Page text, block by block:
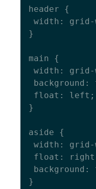
header {
}
main {
}
aside {